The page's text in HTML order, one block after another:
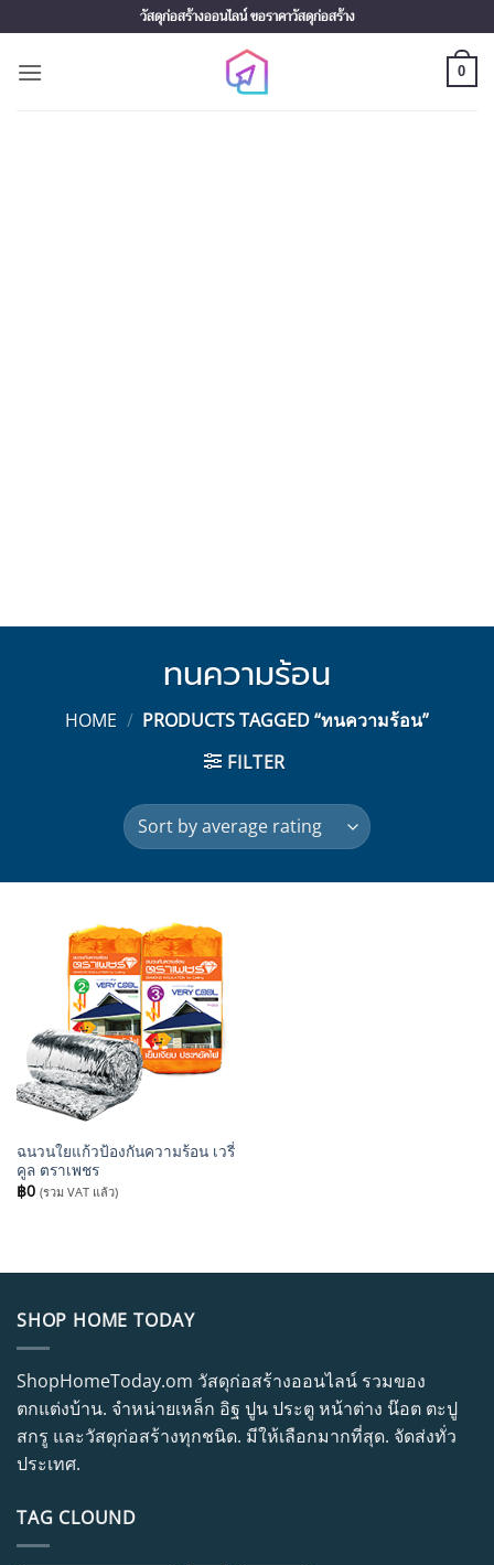
to
content
วัสดุก่อสร้างออนไลน์ ขอราคาวัสดุก่อสร้าง
0
ทนความร้อน
HOME / PRODUCTS TAGGED “ทนความร้อน”
FILTER
ฉนวนใยแก้วป้องกันความร้อน เวรี่
คูล ตราเพชร
฿0 (รวม VAT แล้ว)
SHOP HOME TODAY
ShopHomeToday.om วัสดุก่อสร้างออนไลน์ รวมของ
ตกแต่งบ้าน. จำหน่ายเหล็ก อิฐ ปูน ประตู หน้าต่าง น๊อต ตะปู
สกรู และวัสดุก่อสร้างทุกชนิด. มีให้เลือกมากที่สุด. จัดส่งทั่ว
ประเทศ.
TAG CLOUND